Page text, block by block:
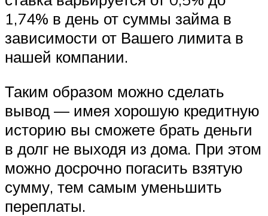
1,74% в день от суммы займа в
зависимости от Вашего лимита в
нашей компании.
Таким образом можно сделать
вывод — имея хорошую кредитную
историю вы сможете брать деньги
в долг не выходя из дома. При этом
можно досрочно погасить взятую
сумму, тем самым уменьшить
переплаты.